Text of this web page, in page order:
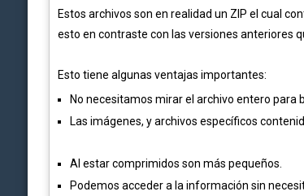
Estos archivos son en realidad un ZIP el cual
esto en contraste con las versiones anteriores
Esto tiene algunas ventajas importantes:
No necesitamos mirar el archivo entero para
Las imágenes, y archivos específicos
Al estar comprimidos son más pequeños.
Podemos acceder a la información sin